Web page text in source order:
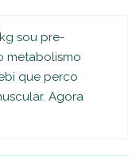
sou pre-
metabolismo
que perco
Agora